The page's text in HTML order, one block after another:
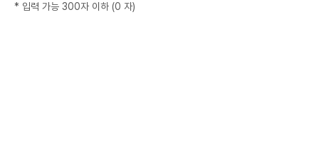
* 입력 가능 300자 이하 (0 자)